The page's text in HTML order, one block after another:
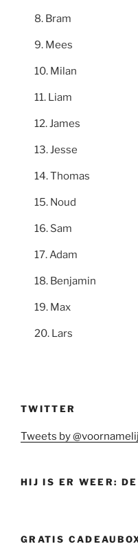
Bram
Mees
Milan
Liam
James
Jesse
Thomas
Noud
Sam
Adam
Benjamin
Max
Lars
TWITTER
Tweets by
HIJ IS ER WEER:
GRATIS